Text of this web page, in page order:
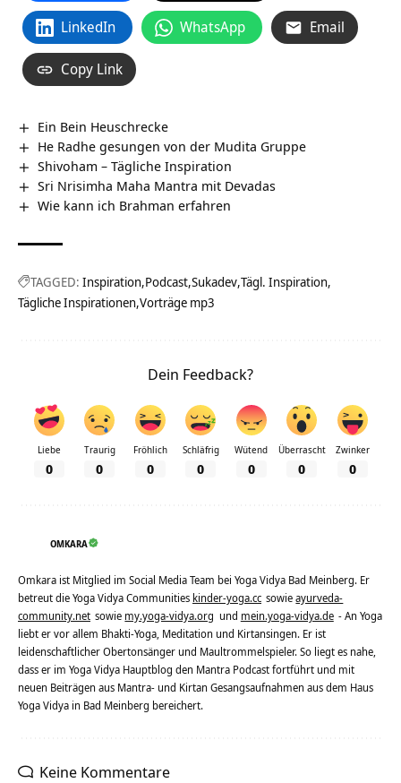
LinkedIn WhatsApp Email
Copy Link
Ein Bein Heuschrecke
He Radhe gesungen von der Mudita Gruppe
Shivoham – Tägliche Inspiration
Sri Nrisimha Maha Mantra mit Devadas
Wie kann ich Brahman erfahren
TAGGED: Inspiration Podcast Sukadev Tägl. Inspiration
Tägliche Inspirationen Vorträge mp3
Dein Feedback?
Liebe
0
Traurig
0
Fröhlich
0
Schläfrig
0
Wütend
0
Überrascht
0
Zwinker
0
OMKARA
Omkara ist Mitglied im Social Media Team bei Yoga Vidya Bad Meinberg. Er
betreut die Yoga Vidya Communities kinder-yoga.cc sowieayurveda-
community.net sowie my.yoga-vidya.org und mein.yoga-vidya.de - An Yoga
liebt er vor allem Bhakti-Yoga, Meditation und Kirtansingen. Er ist
leidenschaftlicher Obertonsänger und Maultrommelspieler. So liegt es nahe,
dass er im Yoga Vidya Hauptblog den Mantra Podcast fortführt und mit
neuen Beiträgen aus Mantra- und Kirtan Gesangsaufnahmen aus dem Haus
Yoga Vidya in Bad Meinberg bereichert.
Keine Kommentare